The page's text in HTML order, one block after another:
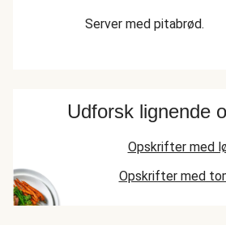
Server med pitabrød.
Udforsk lignende
Opskrifter med
Opskrifter med